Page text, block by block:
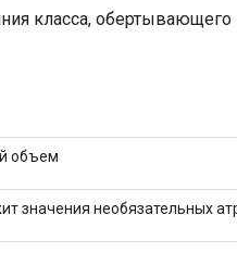
класса,
объем
значения необязательных